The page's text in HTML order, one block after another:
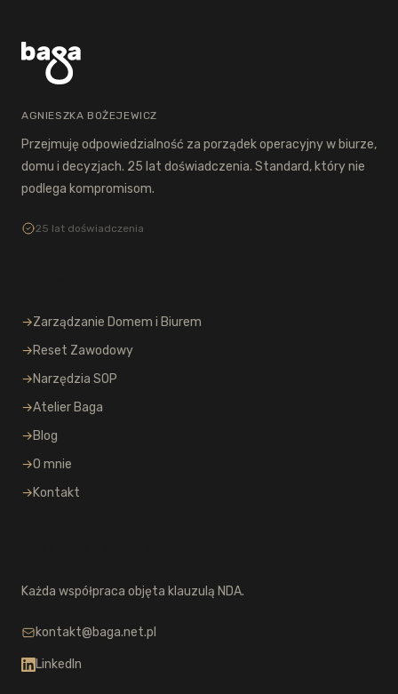
AGNIESZKA BOŻEJEWICZ
Przejmuję odpowiedzialność za porządek operacyjny w biurze,
domu i decyzjach. 25 lat doświadczenia. Standard, który nie
podlega kompromisom.
25 lat doświadczenia
→Zarządzanie Domem i Biurem
→Reset Zawodowy
→Narzędzia SOP
→Atelier Baga
→Blog
→O mnie
→Kontakt
Każda współpraca objęta klauzulą NDA.
kontakt@baga.net.pl
LinkedIn